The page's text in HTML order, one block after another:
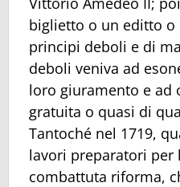
biglietto o un editto o
principi deboli e di
deboli veniva ad
loro giuramento e ad
gratuita o quasi di
Tantoché nel 1719,
lavori preparatori per
combattuta riforma,